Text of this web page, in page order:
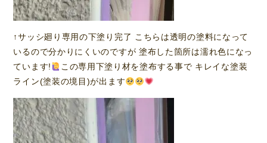
↑サッシ廻り専用の下塗り完了 こちらは透明の塗料になって
いるので分かりにくいのですが 塗布した箇所は濡れ色になっ
ています!
この専用下塗り材を塗布する事で キレイな塗装
ライン(塗装の境目)が出ます